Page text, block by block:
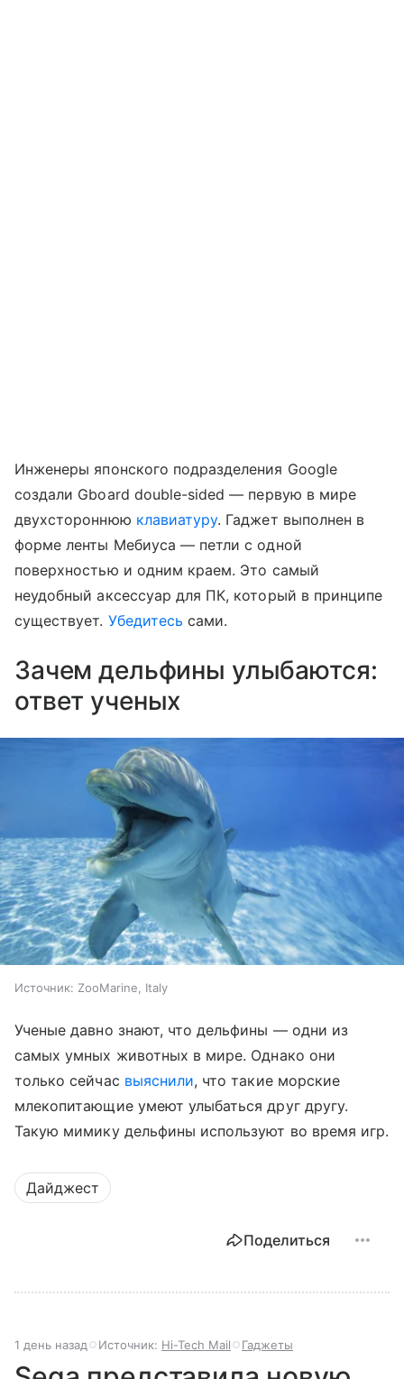
Инженеры японского подразделения Google
создали Gboard double-sided — первую в мире
двухстороннюю клавиатуру. Гаджет выполнен в
форме ленты Мебиуса — петли с одной
поверхностью и одним краем. Это самый
неудобный аксессуар для ПК, который в принципе
существует. Убедитесьсами.
Зачем дельфины улыбаются:
ответ ученых
Источник: ZooMarine, Italy
Ученые давно знают, что дельфины — одни из
самых умных животных в мире. Однако они
только сейчас выяснили, что такие морские
млекопитающие умеют улыбаться друг другу.
Такую мимику дельфины используют во время игр.
Дайджест
Поделиться
1 день назад Источник: Hi-Tech Mail Гаджеты